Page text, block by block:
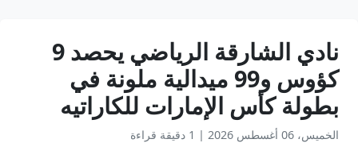
نادي الشارقة الرياضي يحصد 9
كؤوس و99 ميدالية ملونة في
بطولة كأس الإمارات للكاراتيه
الخميس، 06 أغسطس 2026 | 1 دقيقة قراءة